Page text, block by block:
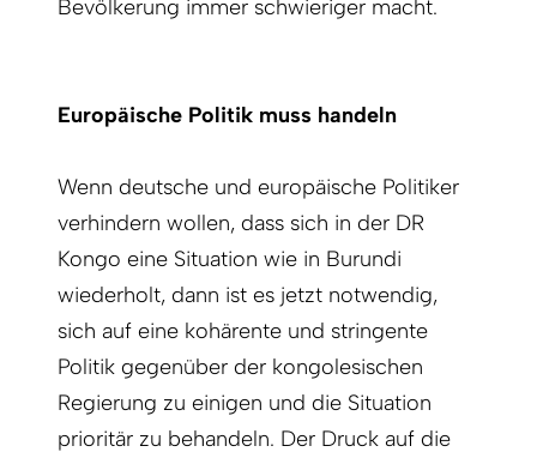
Bevölkerung immer schwieriger macht.
Europäische Politik muss handeln
Wenn deutsche und europäische Politiker
verhindern wollen, dass sich in der DR
Kongo eine Situation wie in Burundi
wiederholt, dann ist es jetzt notwendig,
sich auf eine kohärente und stringente
Politik gegenüber der kongolesischen
Regierung zu einigen und die Situation
prioritär zu behandeln. Der Druck auf die